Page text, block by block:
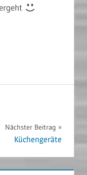
Nächster Beitrag
Küchengeräte